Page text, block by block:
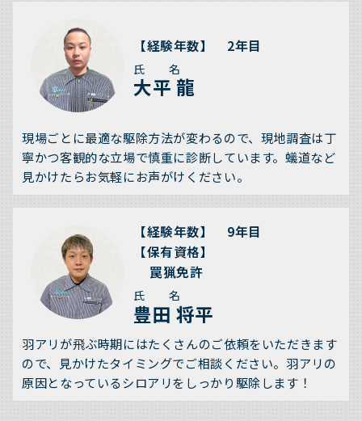
【経験年数】 2年目
氏 名
大平 龍
現場ごとに最適な駆除方法が変わるので、現地調査は丁
寧かつ客観的な立場で慎重に診断しています。蟻道など
見かけたらお気軽にお声がけください。
【経験年数】 9年目
【保有資格】
罠猟免許
氏 名
豊田 将平
羽アリが飛ぶ時期にはたくさんのご依頼をいただきます
ので、見かけたタイミングでご相談ください。羽アリの
原因となっているシロアリをしっかり駆除します！